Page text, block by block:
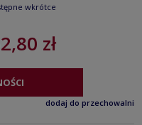
wkrótce
zł
dodaj do przechowalni